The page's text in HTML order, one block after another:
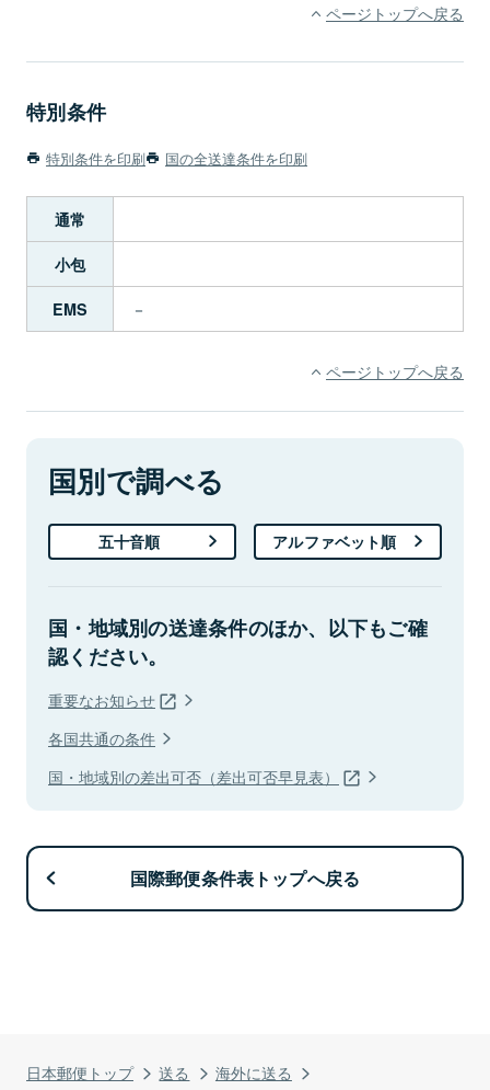
日本郵便トップ 送る
海外に送る
ページトップへ戻る
特別条件
特別条件を印刷 国の全送達条件を印刷
通常
小包
EMS －
ページトップへ戻る
国別で調べる
五十音順 アルファベット順
国・地域別の送達条件のほか、以下もご確
認ください。
重要なお知らせ
各国共通の条件
国・地域別の差出可否（差出可否早見表）
国際郵便条件表トップへ戻る